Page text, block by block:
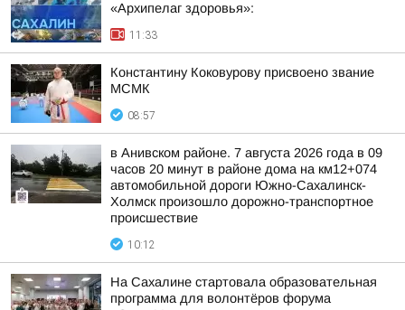
«Архипелаг здоровья»:
11:33
Константину Коковурову присвоено звание
МСМК
08:57
в Анивском районе. 7 августа 2026 года в 09
часов 20 минут в районе дома на км12+074
автомобильной дороги Южно-Сахалинск-
Холмск произошло дорожно-транспортное
происшествие
10:12
На Сахалине стартовала образовательная
программа для волонтёров форума